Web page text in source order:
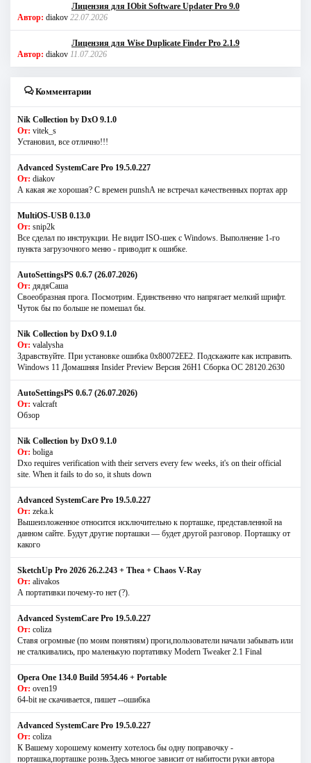
Лицензия для IObit Software Updater Pro 9.0
Автор: diakov 22.07.2026
Лицензия для Wise Duplicate Finder Pro 2.1.9
Автор: diakov 11.07.2026
Комментарии
Nik Collection by DxO 9.1.0
От: vitek_s
Установил, все отлично!!!
Advanced SystemCare Pro 19.5.0.227
От: diakov
А какая же хорошая? С времен punshА не встречал качественных портах app
MultiOS-USB 0.13.0
От: snip2k
Все сделал по инструкции. Не видит ISO-шек с Windows. Выполнение 1-го
пункта загрузочного меню - приводит к ошибке.
AutoSettingsPS 0.6.7 (26.07.2026)
От: дядяСаша
Своеобразная прога. Посмотрим. Единственно что напрягает мелкий шрифт.
Чуток бы по больше не помешал бы.
Nik Collection by DxO 9.1.0
От: valalysha
Здравствуйте. При установке ошибка 0х80072EE2. Подскажите как исправить.
Windows 11 Домашняя Insider Preview Версия 26H1 Сборка ОС 28120.2630
AutoSettingsPS 0.6.7 (26.07.2026)
От: valcraft
Обзор
Nik Collection by DxO 9.1.0
От: boliga
Dxo requires verification with their servers every few weeks, it's on their official
site. When it fails to do so, it shuts down
Advanced SystemCare Pro 19.5.0.227
От: zeka.k
Вышеизложенное относится исключительно к порташке, представленной на
данном сайте. Будут другие порташки — будет другой разговор. Порташку от
какого
SketchUp Pro 2026 26.2.243 + Thea + Chaos V-Ray
От: alivakos
А портативки почему-то нет (?).
Advanced SystemCare Pro 19.5.0.227
От: coliza
Ставя огромные (по моим понятиям) проги,пользователи начали забывать или
не сталкивались, про маленькую портативку Modern Tweaker 2.1 Final
Opera One 134.0 Build 5954.46 + Portable
От: oven19
64-bit не скачивается, пишет --ошибка
Advanced SystemCare Pro 19.5.0.227
От: coliza
К Вашему хорошему коменту хотелось бы одну поправочку -
порташка,порташке рознь.Здесь многое зависит от набитости руки автора